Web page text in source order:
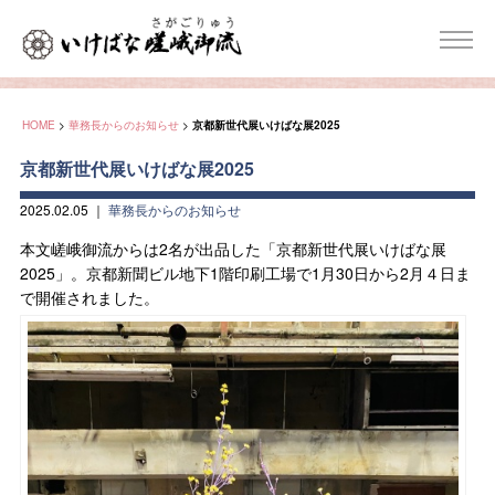
HOME > 華務長からのお知らせ > 京都新世代展いけばな展2025
京都新世代展いけばな展2025
2025.02.05 ｜ 華務長からのお知らせ
本文嵯峨御流からは2名が出品した「京都新世代展いけばな展
2025」。京都新聞ビル地下1階印刷工場で1月30日から2月４日ま
で開催されました。